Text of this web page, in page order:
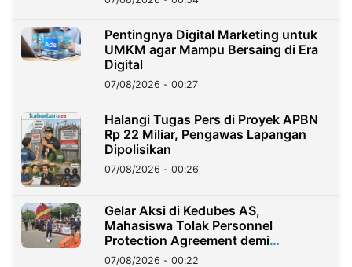
Pentingnya Digital Marketing untuk
UMKM agar Mampu Bersaing di Era
Digital
07/08/2026 - 00:27
Halangi Tugas Pers di Proyek APBN
Rp 22 Miliar, Pengawas Lapangan
Dipolisikan
07/08/2026 - 00:26
Gelar Aksi di Kedubes AS,
Mahasiswa Tolak Personnel
Protection Agreement demi
Kedaulatan Negara
07/08/2026 - 00:22